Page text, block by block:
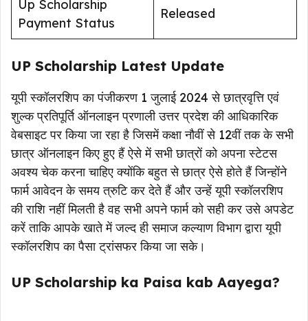
Up Scholarship
Payment Status
Released
UP Scholarship Latest Update
यूपी स्कॉलरशिप का पंजीकरण 1 जुलाई 2024 से छात्रवृत्ति एवं
शुल्क प्रतिपूर्ति ऑनलाइन प्रणाली उत्तर प्रदेश की आधिकारिक
वेबसाइट पर किया जा रहा है जिसमें कक्षा नौवीं से 12वीं तक के सभी
छात्र ऑनलाइन किए हुए हैं ऐसे में सभी छात्रों को अपना स्टेटस
अवश्य चेक करना चाहिए क्योंकि बहुत से छात्र ऐसे होते हैं जिन्होंने
फार्म आवेदन के समय त्रुटि कर देते हैं और उन्हें यूपी स्कॉलरशिप
की राशि नहीं मिलती है वह सभी अपने फार्म को सही कर उसे अपडेट
करें ताकि आपके खाते में जल्द ही समाज कल्याण विभाग द्वारा यूपी
स्कॉलरशिप का पैसा ट्रांसफर किया जा सके।
UP Scholarship ka Paisa kab Aayega?